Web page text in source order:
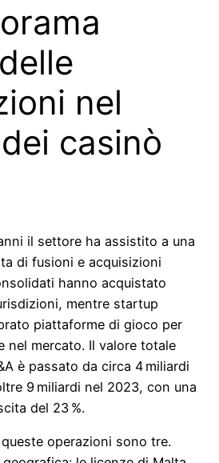
nel
casinò
il settore ha assistito a una
di fusioni e acquisizioni
hanno acquistato
mentre startup
piattaforme di gioco per
nel mercato. Il valore totale
è passato da circa 4 miliardi
9 miliardi nel 2023, con una
del 23 %.
operazioni sono tre.